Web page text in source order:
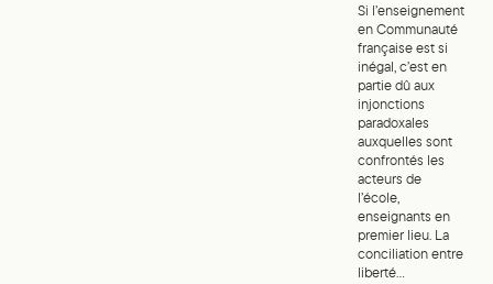
Si l’enseignement
en Communauté
française est si
inégal, c’est en
partie dû aux
injonctions
paradoxales
auxquelles sont
confrontés les
acteurs de
l’école,
enseignants en
premier lieu. La
conciliation entre
liberté...